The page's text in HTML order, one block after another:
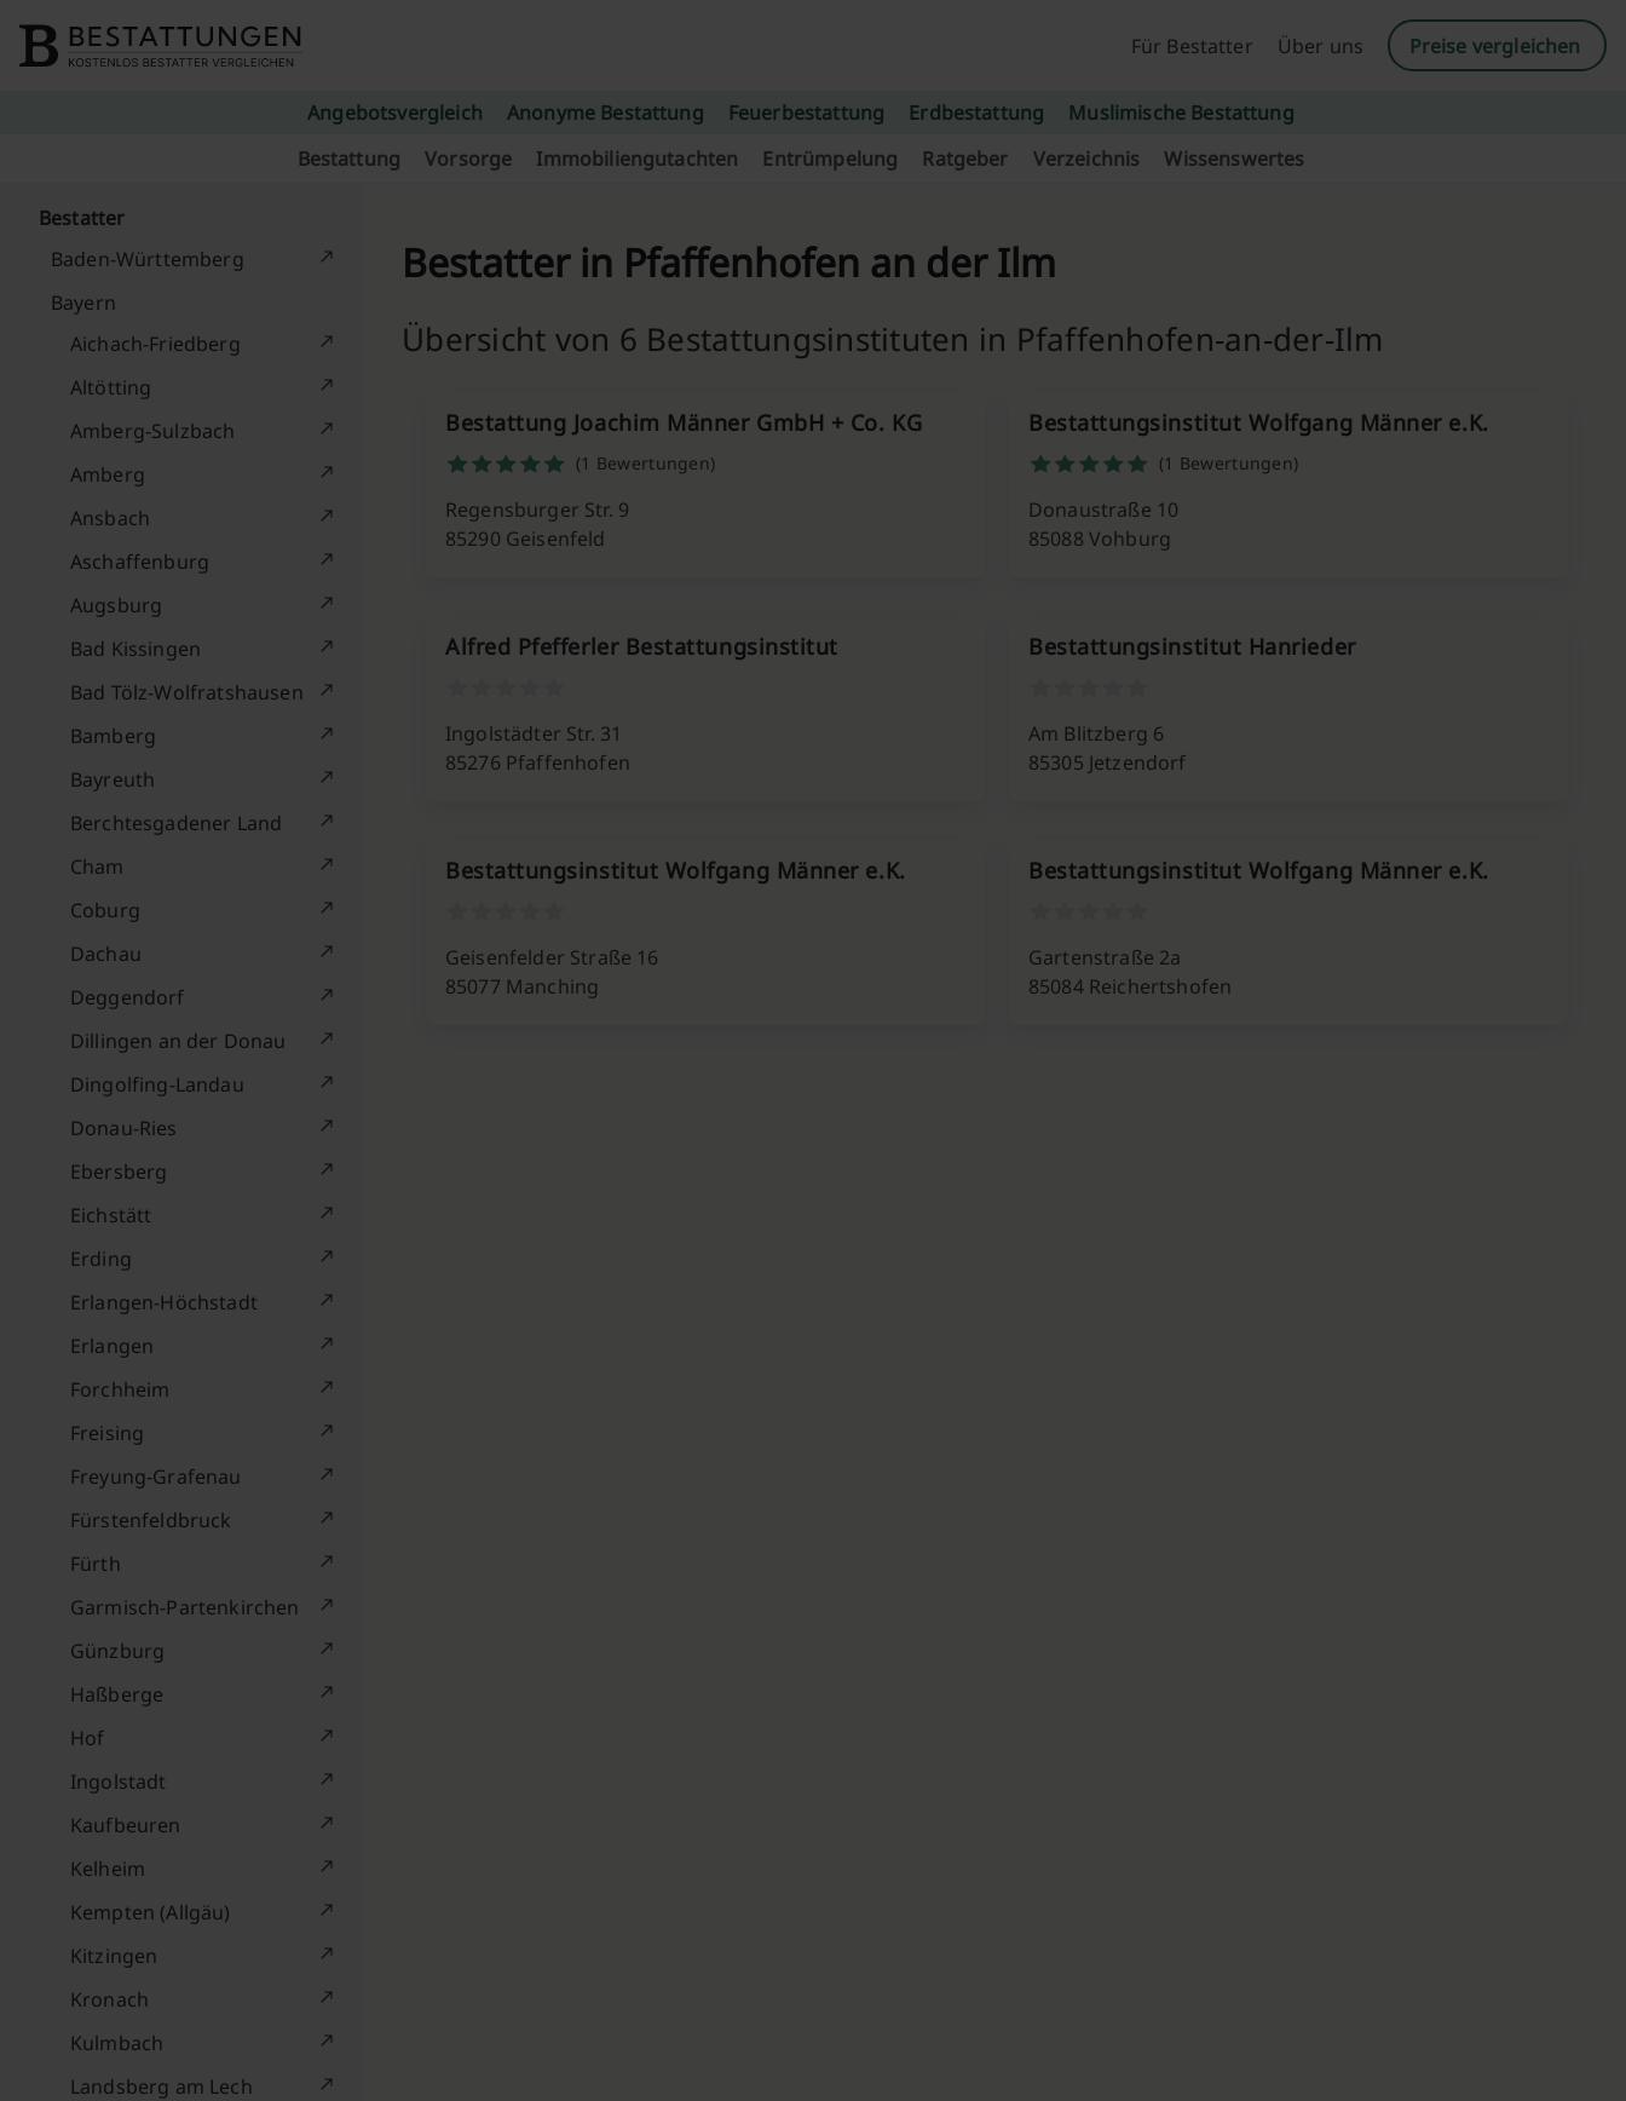
Für Bestatter
Über uns Preise vergleichen
Angebotsvergleich Anonyme Bestattung Feuerbestattung Erdbestattung
Muslimische Bestattung
Bestattung
Vorsorge Immobiliengutachten Entrümpelung Ratgeber Verzeichnis Wissenswertes
Bestatter
Baden-Württemberg
Bayern
Aichach-Friedberg
Altötting
Amberg-Sulzbach
Amberg
Ansbach
Aschaffenburg
Augsburg
Bad Kissingen
Bad Tölz-Wolfratshausen
Bamberg
Bayreuth
Berchtesgadener Land
Cham
Coburg
Dachau
Deggendorf
Dillingen an der Donau
Dingolfing-Landau
Donau-Ries
Ebersberg
Eichstätt
Erding
Erlangen-Höchstadt
Erlangen
Forchheim
Freising
Freyung-Grafenau
Fürstenfeldbruck
Fürth
Garmisch-Partenkirchen
Günzburg
Haßberge
Hof
Ingolstadt
Kaufbeuren
Kelheim
Kempten (Allgäu)
Kitzingen
Kronach
Kulmbach
Landsberg am Lech
Bestatter in Pfaffenhofen an der Ilm
Übersicht von 6 Bestattungsinstituten in Pfaffenhofen-an-der-Ilm
Bestattung Joachim Männer GmbH + Co. KG
(1 Bewertungen)
Regensburger Str. 9
85290 Geisenfeld
Bestattungsinstitut Wolfgang Männer e.K.
(1 Bewertungen)
Donaustraße 10
85088 Vohburg
Alfred Pfefferler Bestattungsinstitut
Ingolstädter Str. 31
85276 Pfaffenhofen
Bestattungsinstitut Hanrieder
Am Blitzberg 6
85305 Jetzendorf
Bestattungsinstitut Wolfgang Männer e.K.
Geisenfelder Straße 16
85077 Manching
Bestattungsinstitut Wolfgang Männer e.K.
Gartenstraße 2a
85084 Reichertshofen